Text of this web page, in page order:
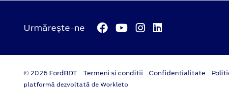
Urmărește-ne
© 2026 FordBDT Termeni si conditii Confidentialitate
platformă dezvoltată de Workleto